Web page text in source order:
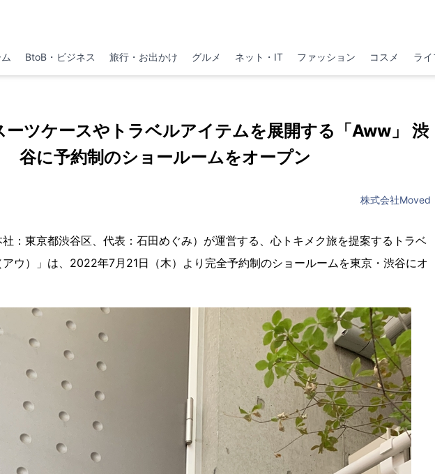
BtoB・ビジネス 旅行・お出かけ グルメ ネット・IT ファッション コスメ ラ
ーツケースやトラベルアイテムを展開する「Aww」 渋
谷に予約制のショールームをオープン
株式会社Moved
：東京都渋谷区、代表：石田めぐみ）が運営する、心トキメク旅を提案するトラベ
ウ）」は、2022年7月21日（木）より完全予約制のショールームを東京・渋谷にオ